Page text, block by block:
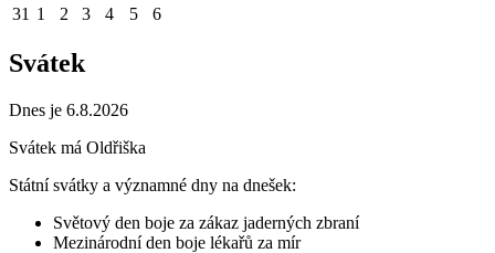
31 1 2 3 4 5 6
Svátek
Dnes je 6.8.2026
Svátek má Oldřiška
Státní svátky a významné dny na dnešek:
Světový den boje za zákaz jaderných zbraní
Mezinárodní den boje lékařů za mír